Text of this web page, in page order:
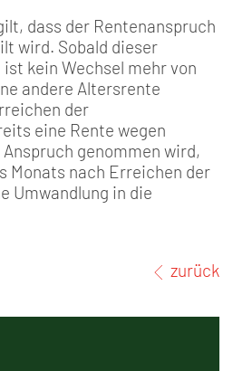
dass der Rentenanspruch
wird. Sobald dieser
kein Wechsel mehr von
andere Altersrente
der
eine Rente wegen
genommen wird,
Monats nach Erreichen der
Umwandlung in die
zurück